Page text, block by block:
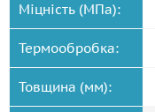
Міцність (МПа):
Термообробка:
Товщина (мм):